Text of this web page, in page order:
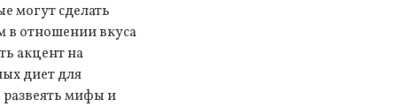
могут сделать
в отношении вкуса
акцент на
диет для
развеять мифы и